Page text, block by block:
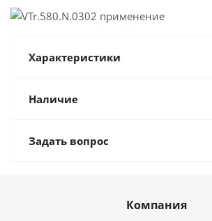
Характеристики
Наличие
Задать вопрос
Компания